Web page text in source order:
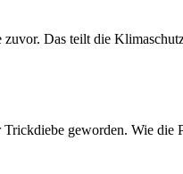
Das teilt die
geworden. Wie